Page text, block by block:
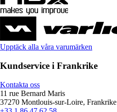
Upptäck alla våra varumärken
Kundservice i Frankrike
Kontakta oss
11 rue Bernard Maris
37270 Montlouis-sur-Loire, Frankrike